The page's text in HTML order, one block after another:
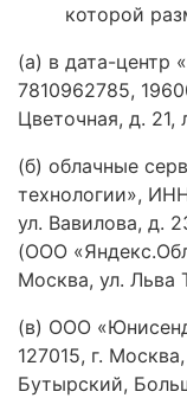
которой
(а) в дата-центр
7810962785,
Цветочная, д. 21,
(б) облачные
технологии»,
ул. Вавилова, д.
(ООО
Москва, ул. Льва
(в) ООО
127015, г.
Бутырский,